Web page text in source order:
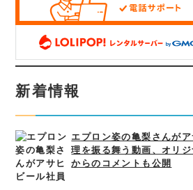
新着情報
エプロン姿の亀梨さんが
理を振る舞う動画、オリ
からのコメントも公開